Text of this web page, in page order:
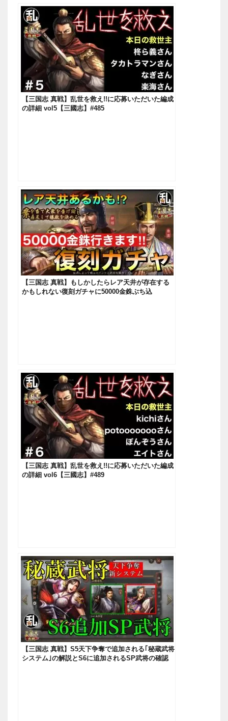
【三国志 真戦】乱世を救え!!に応募いただいた編成
の詳細 vol5【三國志】#485
【三国志 真戦】もしかしたらレア天井が存在する
かもしれない復刻ガチャに50000金銖ぶち込
【三国志 真戦】乱世を救え!!に応募いただいた編成
の詳細 vol6【三國志】#489
【三国志 真戦】S5天下争奪で追加される｢秘蔵武将
システム｣の解説とS6に追加されるSP武将の確認